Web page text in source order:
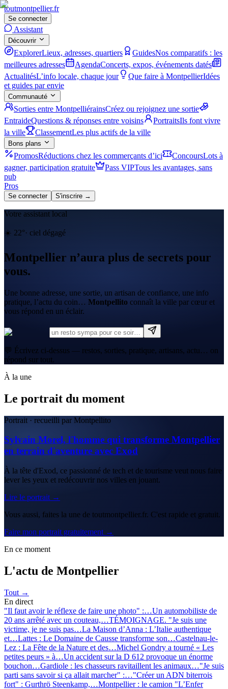
toutmontpellier.fr
Se connecter
Assistant
Découvrir
ExplorerLieux, adresses, quartiers GuidesNos comparatifs : les
meilleures adresses
AgendaConcerts, expos, événements datés
ActualitésL’info locale, chaque jour Que faire à MontpellierIdées
et guides par envie
Communauté
Sorties entre MontpelliérainsCréez ou rejoignez une sortie
EntraideQuestions & réponses entre voisins PortraitsIls font vivre
la ville
ClassementLes plus actifs de la ville
Bons plans
PromosRéductions chez les commerçants d’ici ConcoursLots à
gagner, participation gratuite
Pass VIPTous les avantages, sans
pub
Pros
Se connecter S'inscrire →
Votre assistant local
☀️ 22°· ciel dégagé
Montpellier n’aura plus de secrets pour
vous.
Une bonne adresse, une sortie, un artisan de confiance, une info
pratique, l’actu du coin… Montpellito connaît la ville par cœur et
vous répond en un éclair.
💬 Écrivez ci-dessus — restos, sorties, pratique, artisans, actu… on
répond sur tout.
À la une
Le portrait du moment
Portrait · recueilli par Montpellito
Sylvain Morel, l'homme qui transforme Montpellier
en terrain d'aventure avec Exod
À la tête d'Exod, ce passionné de tech et de tourisme veut nous faire
lever les yeux et redécouvrir nos villes en jouant.
Lire le portrait →
Vous aussi, faites la une de toutmontpellier.fr. C'est rapide et gratuit.
Faire mon portrait gratuitement →
En ce moment
L'actu de Montpellier
Tout →
En direct
"Il faut avoir le réflexe de faire une photo" :…Un automobiliste de
20 ans arrêté avec un couteau,…TÉMOIGNAGE. "Je suis une
victime, je ne suis pas…La Maison d’Anna : L’Italie authentique
et…Lattes : Le Domaine de Causse transforme son…Castelnau-le-
Lez : La Fête de la Nature et des…Michel Gondry a tourné « Les
petites peurs » à…Un accident sur la D 612 provoque un énorme
bouchon…Gardiole : les chasseurs ravitaillent les animaux…"Je suis
parti sans savoir si ça allait marcher" :…"Créer un ADN biterrois
fort" : Gurthrö Steenkamp,…Montpellier : le camion "L’Enfer